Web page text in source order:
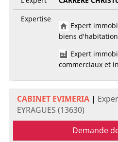
Expertise
Expert
biens
Expert
commerciaux et
CABINET EVIMERIA|
EYRAGUES (13630)
Demande